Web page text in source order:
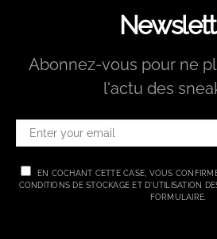
Abonnez-vous pour ne
l'actu des
EN COCHANT CETTE CASE, VOUS
CONDITIONS DE STOCKAGE ET D'UTILISATION
FORMULAIRE.